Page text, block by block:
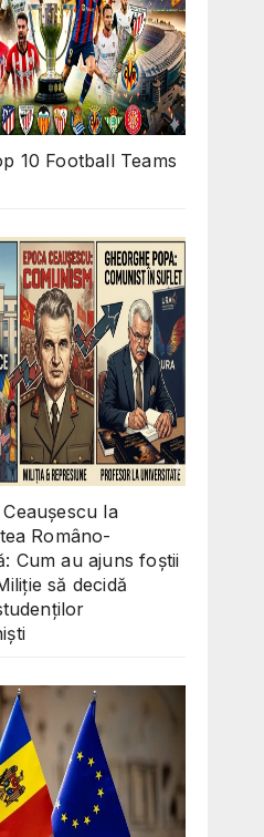
10 Football Teams
la
Româno-
Cum au ajuns foștii
să decidă